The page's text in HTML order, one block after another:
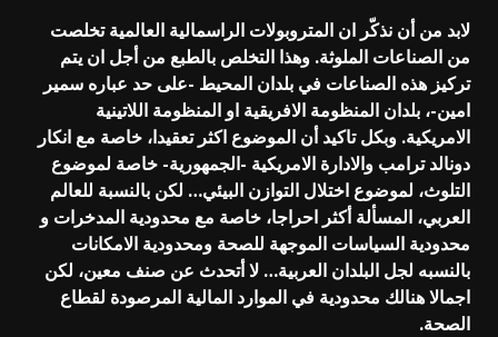
لابد من أن نذكّر ان المتروبولات الراسمالية العالمية تخلصت
من الصناعات الملوثة. وهذا التخلص بالطبع من أجل ان يتم
تركيز هذه الصناعات في بلدان المحيط -على حد عباره سمير
امين-، بلدان المنظومة الافريقية او المنظومة اللاتينية
الامريكية. وبكل تاكيد أن الموضوع اكثر تعقيدا، خاصة مع انكار
دونالد ترامب والادارة الامريكية -الجمهورية- خاصة لموضوع
التلوث، لموضوع اختلال التوازن البيئي… لكن بالنسبة للعالم
العربي، المسألة أكثر احراجا، خاصة مع محدودية المدخرات و
محدودية السياسات الموجهة للصحة ومحدودية الامكانات
بالنسبه لجل البلدان العربية… لا أتحدث عن صنف معين، لكن
اجمالا هنالك محدودية في الموارد المالية المرصودة لقطاع
الصحة.